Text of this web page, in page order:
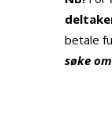
betale
søke